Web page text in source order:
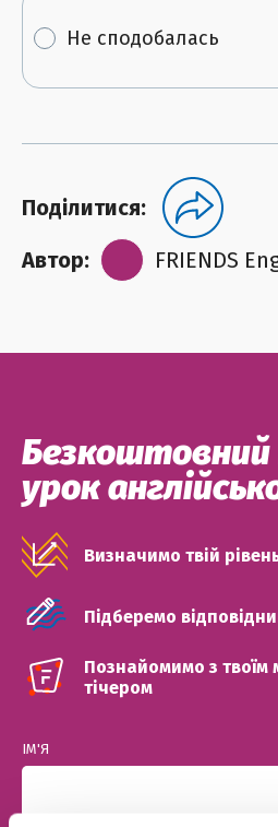
Не сподобалась
Поділитися:
Автор:
FRIENDS
Безкоштовний
урок
Визначимо твій
Підберемо
Познайомимо з твоїм
тічером
ІМ'Я